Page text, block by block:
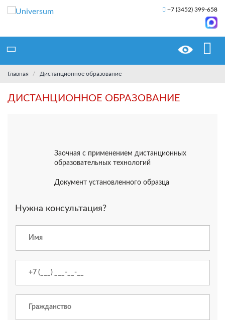
+7 (3452) 399-658
Главная Дистанционное образование
ДИСТАНЦИОННОЕ ОБРАЗОВАНИЕ
Заочная с применением дистанционных
образовательных технологий
Документ установленного образца
Нужна консультация?